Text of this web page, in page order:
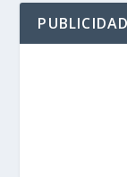
PUBLICIDAD